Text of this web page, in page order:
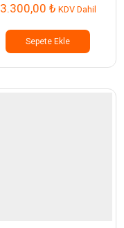
3.300,00 ₺ KDV Dahil
Sepete Ekle